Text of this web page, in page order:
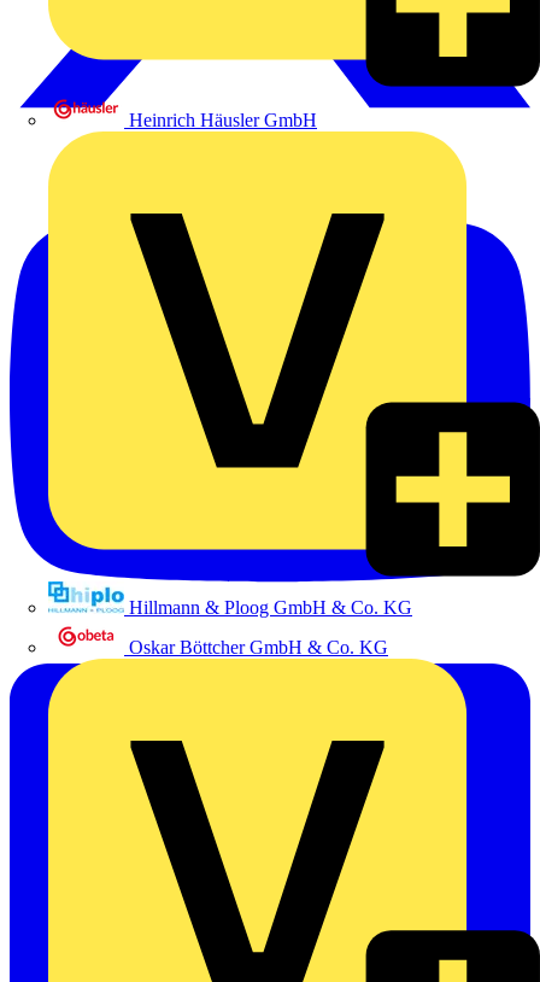
Heinrich Häusler GmbH
Hillmann & Ploog GmbH & Co. KG
Oskar Böttcher GmbH & Co. KG